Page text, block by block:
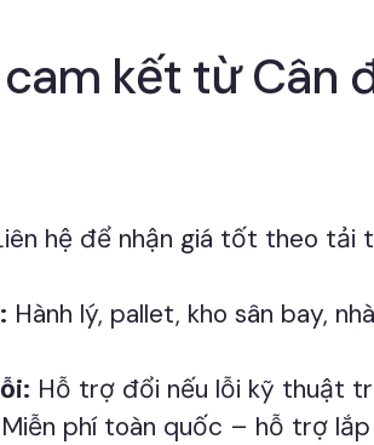
kết từ Cân
hệ để nhận giá tốt theo tải
Hành lý, pallet, kho sân bay,
Hỗ trợ đổi nếu lỗi kỹ thuật
Miễn phí toàn quốc – hỗ trợ